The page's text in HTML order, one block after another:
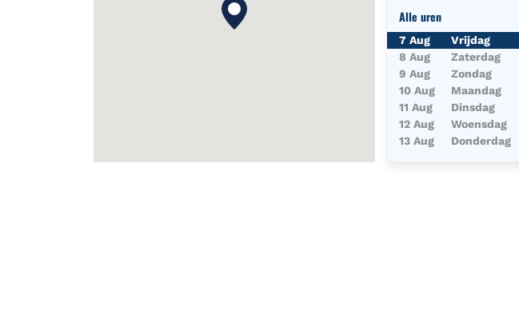
Alle uren
Dag van de WeekUren
7 Aug Vrijdag
8 Aug
Zaterdag
9 Aug
Zondag
10 Aug
Maandag
11 Aug
Dinsdag
12 Aug
Woensdag
13 Aug
Donderdag